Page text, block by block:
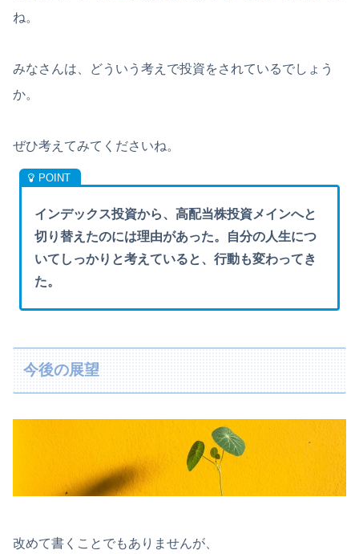
ね。
みなさんは、どういう考えで投資をされているでしょう
か。
ぜひ考えてみてくださいね。
インデックス投資から、高配当株投資メインへと
切り替えたのには理由があった。自分の人生につ
いてしっかりと考えていると、行動も変わってき
た。
今後の展望
改めて書くことでもありませんが、